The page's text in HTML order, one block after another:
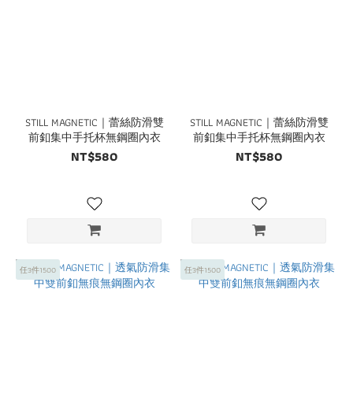
STILL MAGNETIC｜蕾絲防滑雙
前釦集中手托杯無鋼圈內衣
NT$580
STILL MAGNETIC｜蕾絲防滑雙
前釦集中手托杯無鋼圈內衣
NT$580
任3件1500 任3件1500